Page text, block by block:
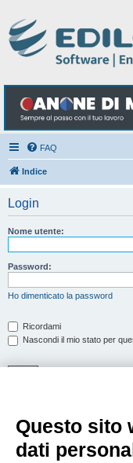
FAQ
Indice
Login
Nome utente:
Password:
Ho dimenticato la password
Ricordami
Nascondi il mio stato per
Per eseguire il login devi
pochi secondi e garantisce
può anche dare permessi
Questo sito
dati